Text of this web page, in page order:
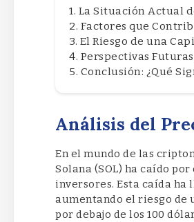
La Situación Actual
Factores que
El Riesgo de una
Perspectivas
Conclusión: ¿Qué
Análisis del
En el mundo de las
Solana (SOL) ha caído
inversores. Esta caída
aumentando el riesgo de
por debajo de los 100